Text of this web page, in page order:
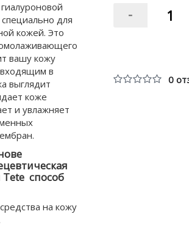
для
кожей. Это
вашу кожу
входящим в
выглядит
коже
и увлажняет
cпособ
на кожу
-
0